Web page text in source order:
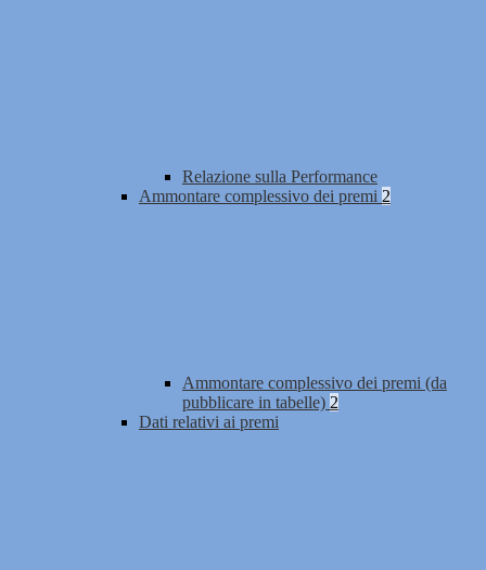
Relazione sulla Performance
Ammontare complessivo dei premi 2
Ammontare complessivo dei premi (da
pubblicare in tabelle) 2
Dati relativi ai premi